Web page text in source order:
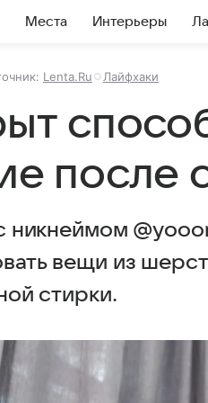
Места Интерьеры
Lenta.Ru Лайфхаки
после
никнеймом
вещи из
стирки.